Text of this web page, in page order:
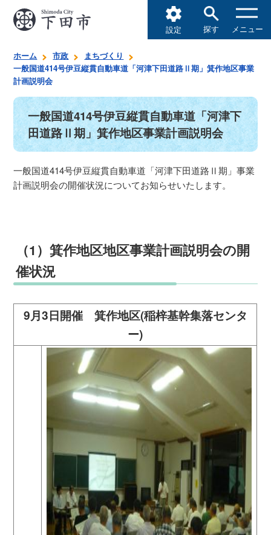
設定 探す メニュー
ホーム 市政
まちづくり
一般国道414号伊豆縦貫自動車道「河津下田道路Ⅱ期」箕作地区事業
計画説明会
一般国道414号伊豆縦貫自動車道「河津下
田道路Ⅱ期」箕作地区事業計画説明会
一般国道414号伊豆縦貫自動車道「河津下田道路Ⅱ期」事業
計画説明会の開催状況についてお知らせいたします。
（1）箕作地区地区事業計画説明会の開
催状況
9月3日開催 箕作地区(稲梓基幹集落センタ
ー)